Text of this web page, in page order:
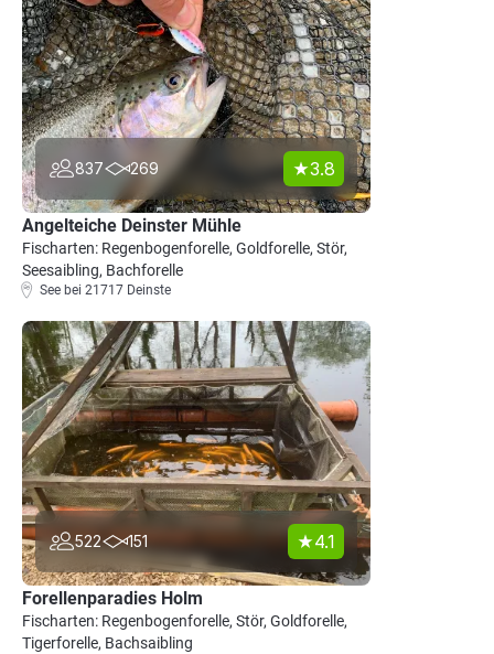
837 269 3.8
Angelteiche Deinster Mühle
Fischarten: Regenbogenforelle, Goldforelle, Stör,
Seesaibling, Bachforelle
See bei 21717 Deinste
522 151 4.1
Forellenparadies Holm
Fischarten: Regenbogenforelle, Stör, Goldforelle,
Tigerforelle, Bachsaibling